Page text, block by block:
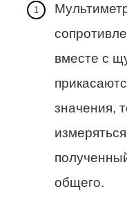
вместе с
значения,
общего.